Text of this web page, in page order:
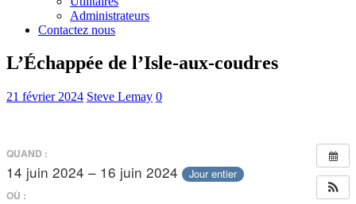
Administrateurs
Contactez nous
L’Échappée de l’Isle-aux-coudres
21 février 2024 Steve Lemay 0
QUAND :
14 juin 2024 – 16 juin 2024 Jour entier
OÙ :